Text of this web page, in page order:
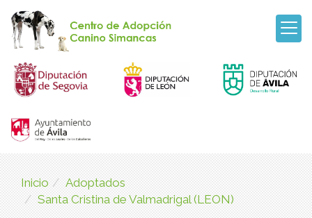
Inicio
Adoptados
Santa Cristina de Valmadrigal (LEON)